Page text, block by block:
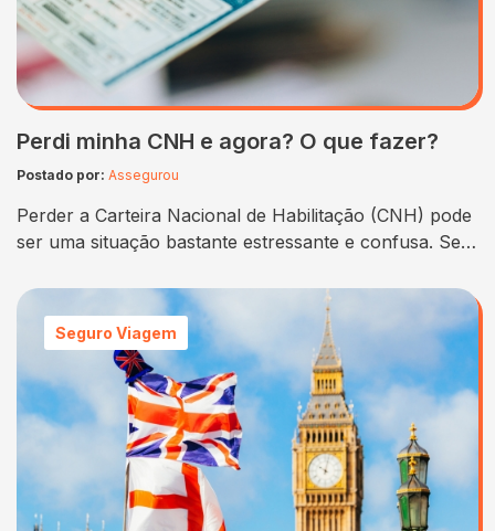
Perdi minha CNH e agora? O que fazer?
Postado por: Assegurou
Perder a Carteira Nacional de Habilitação (CNH) pode
ser uma situação bastante estressante e confusa. Se
minha CNH, e agora? O que fazer?”, não se
preocupe. Nós da Assegurou estamos aqui para
orientá-lo passo a passo neste processo. Neste artigo,
vamos abordar o que fazer imediatamente após…
Seguro Viagem